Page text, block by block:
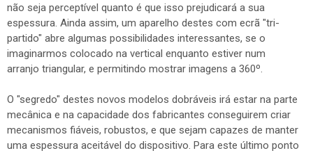
não seja perceptível quanto é que isso prejudicará a sua
espessura. Ainda assim, um aparelho destes com ecrã "tri-
partido" abre algumas possibilidades interessantes, se o
imaginarmos colocado na vertical enquanto estiver num
arranjo triangular, e permitindo mostrar imagens a 360º.
O "segredo" destes novos modelos dobráveis irá estar na parte
mecânica e na capacidade dos fabricantes conseguirem criar
mecanismos fiáveis, robustos, e que sejam capazes de manter
uma espessura aceitável do dispositivo. Para este último ponto